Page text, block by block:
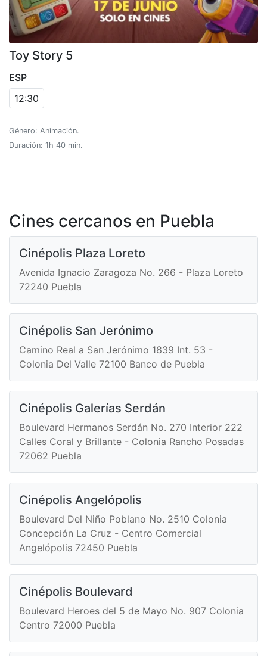
Toy Story 5
ESP
12:30
Género: Animación.
Duración: 1h 40 min.
Cines cercanos en Puebla
Cinépolis Plaza Loreto
Avenida Ignacio Zaragoza No. 266 - Plaza Loreto
72240 Puebla
Cinépolis San Jerónimo
Camino Real a San Jerónimo 1839 Int. 53 -
Colonia Del Valle 72100 Banco de Puebla
Cinépolis Galerías Serdán
Boulevard Hermanos Serdán No. 270 Interior 222
Calles Coral y Brillante - Colonia Rancho Posadas
72062 Puebla
Cinépolis Angelópolis
Boulevard Del Niño Poblano No. 2510 Colonia
Concepción La Cruz - Centro Comercial
Angelópolis 72450 Puebla
Cinépolis Boulevard
Boulevard Heroes del 5 de Mayo No. 907 Colonia
Centro 72000 Puebla